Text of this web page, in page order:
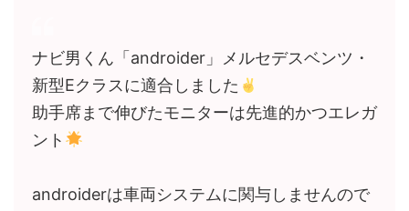
ナビ男くん「androider」メルセデスベンツ・
新型Eクラスに適合しました
助手席まで伸びたモニターは先進的かつエレガ
ント
androiderは車両システムに関与しませんので